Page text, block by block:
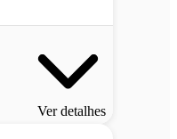
Ver detalhes